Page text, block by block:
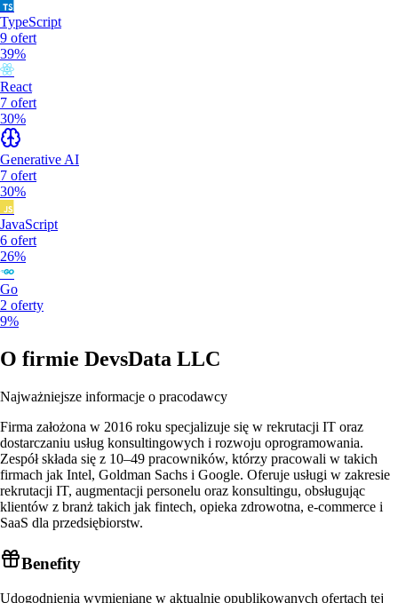
TypeScript
9 ofert
39%
React
7 ofert
30%
Generative AI
7 ofert
30%
JavaScript
6 ofert
26%
Go
2 oferty
9%
O firmie DevsData LLC
Najważniejsze informacje o pracodawcy
Firma założona w 2016 roku specjalizuje się w rekrutacji IT oraz
dostarczaniu usług konsultingowych i rozwoju oprogramowania.
Zespół składa się z 10–49 pracowników, którzy pracowali w takich
firmach jak Intel, Goldman Sachs i Google. Oferuje usługi w zakresie
rekrutacji IT, augmentacji personelu oraz konsultingu, obsługując
klientów z branż takich jak fintech, opieka zdrowotna, e-commerce i
SaaS dla przedsiębiorstw.
Benefity
Udogodnienia wymieniane w aktualnie opublikowanych ofertach tej